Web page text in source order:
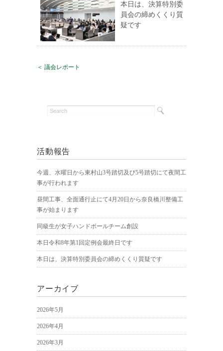
本日は、決算特別委
員会の締めくくり質
疑です
＜ 議会レポート
活動報告
今週、水曜日から東村山3号踏切及び5号踏切にて夜間工
事が行われます
昼間工事、全面通行止にて4月20日から奈良橋川整備工
事が始まります
同級生が女子ハンドボールチーム創設
本日令和8年第1回定例会最終日です
本日は、決算特別委員会の締めくくり質疑です
アーカイブ
2026年5月
2026年4月
2026年3月